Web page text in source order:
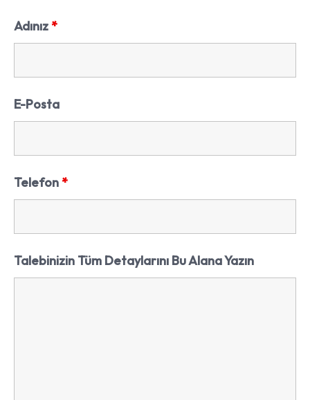
Adınız*
E-Posta
Telefon*
Talebinizin Tüm Detaylarını Bu Alana Yazın